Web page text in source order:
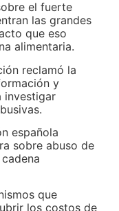
el fuerte
las grandes
que eso
alimentaria.
reclamó la
y
investigar
española
sobre abuso de
que
los costos de